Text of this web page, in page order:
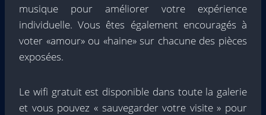
musique pour améliorer votre expérience
individuelle. Vous êtes également encouragés à
voter «amour» ou «haine» sur chacune des pièces
exposées.
Le wifi gratuit est disponible dans toute la galerie
et vous pouvez « sauvegarder votre visite » pour